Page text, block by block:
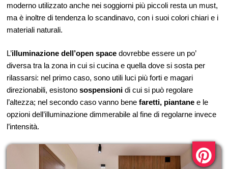
moderno utilizzato anche nei soggiorni più piccoli resta un must,
ma è inoltre di tendenza lo scandinavo, con i suoi colori chiari e i
materiali naturali.
L’illuminazione dell’open space dovrebbe essere un po’
diversa tra la zona in cui si cucina e quella dove si sosta per
rilassarsi: nel primo caso, sono utili luci più forti e magari
direzionabili, esistono sospensioni di cui si può regolare
l’altezza; nel secondo caso vanno bene faretti, piantane e le
opzioni dell’illuminazione dimmerabile al fine di regolarne invece
l’intensità.